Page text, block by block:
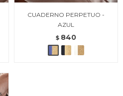
CUADERNO PERPETUO -
AZUL
$ 840